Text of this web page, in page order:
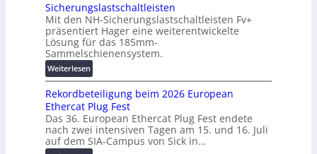
l
e
T
r
a
n
s
p
a
r
e
n
u
:
F
o
r
s
h
u
n
g
s
l
t
a
-
X
2
0
2
7
w
i
r
Sicherungslastschaltleisten
Mit den NH-Sicherungslastschaltleisten Fv+
präsentiert Hager eine weiterentwickelte
Lösung für das 185mm-
Sammelschienensystem.
Weiterlesen:
W
e
i
t
e
r
Rekordbeteiligung beim 2026 European
Ethercat Plug Fest
Das 36. European Ethercat Plug Fest endete
nach zwei intensiven Tagen am 15. und 16. Juli
auf dem SIA-Campus von Sick in…